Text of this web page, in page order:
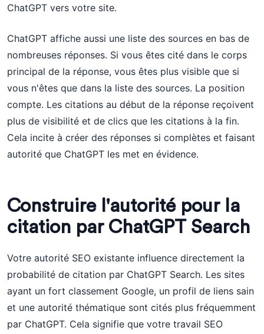
ChatGPT vers votre site.
ChatGPT affiche aussi une liste des sources en bas de
nombreuses réponses. Si vous êtes cité dans le corps
principal de la réponse, vous êtes plus visible que si
vous n'êtes que dans la liste des sources. La position
compte. Les citations au début de la réponse reçoivent
plus de visibilité et de clics que les citations à la fin.
Cela incite à créer des réponses si complètes et faisant
autorité que ChatGPT les met en évidence.
Construire l'autorité pour la
citation par ChatGPT Search
Votre autorité SEO existante influence directement la
probabilité de citation par ChatGPT Search. Les sites
ayant un fort classement Google, un profil de liens sain
et une autorité thématique sont cités plus fréquemment
par ChatGPT. Cela signifie que votre travail SEO